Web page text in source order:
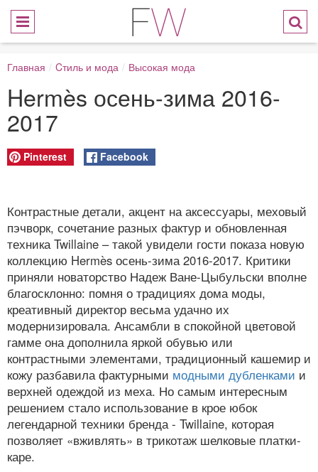
Главная / Cтиль и мода / Высокая мода
Hermès осень-зима 2016-
2017
Pinterest Facebook
Контрастные детали, акцент на аксессуары, меховый
пэчворк, сочетание разных фактур и обновленная
техника Twillaine – такой увидели гости показа новую
коллекцию Hermès осень-зима 2016-2017. Критики
приняли новаторство Надеж Ване-Цыбульски вполне
благосклонно: помня о традициях дома моды,
креативный директор весьма удачно их
модернизировала. Ансамбли в спокойной цветовой
гамме она дополнила яркой обувью или
контрастными элементами, традиционный кашемир и
кожу разбавила фактурными модными дубленками и
верхней одеждой из меха. Но самым интересным
решением стало использование в крое юбок
легендарной техники бренда - Twillaine, которая
позволяет «вживлять» в трикотаж шелковые платки-
каре.